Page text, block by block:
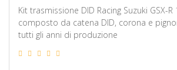
Kit trasmissione DID Racing Suzuki GSX-
composto da catena DID, corona e
tutti gli anni di produzione